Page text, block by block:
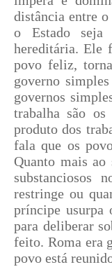
distância entre
o Estado seja
hereditária. Ele
povo feliz,
governo
governos
trabalha são
produto dos
fala que os
Quanto mais
substanciosos
restringe ou
príncipe usurpa
para deliberar
feito. Roma era
povo está